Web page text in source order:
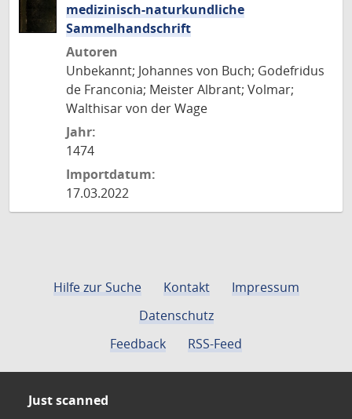
medizinisch-naturkundliche
Sammelhandschrift
Autoren
Unbekannt; Johannes von Buch; Godefridus
de Franconia; Meister Albrant; Volmar;
Walthisar von der Wage
Jahr:
1474
Importdatum:
17.03.2022
Hilfe zur Suche Kontakt
Impressum
Datenschutz
Feedback
RSS-Feed
Just scanned